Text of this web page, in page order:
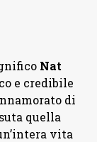
Nat
e credibile
di
quella
vita